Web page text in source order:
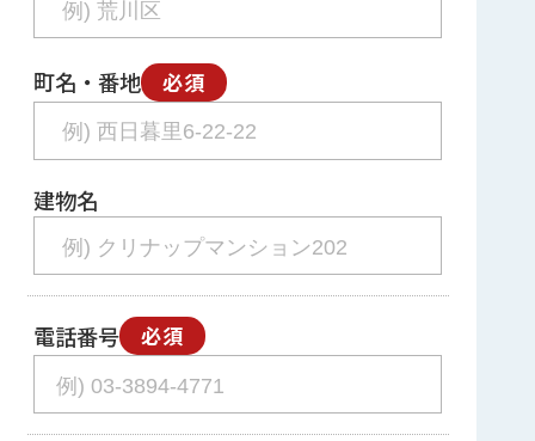
町名・番地 必須
建物名
電話番号 必須